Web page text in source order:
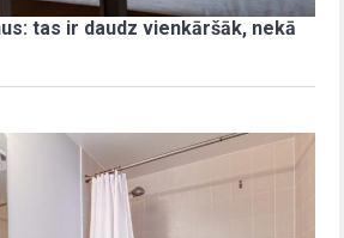
tas ir daudz vienkāršāk, nekā